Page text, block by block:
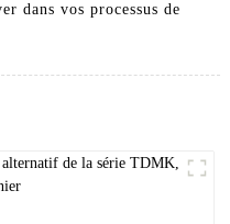
dans vos processus de